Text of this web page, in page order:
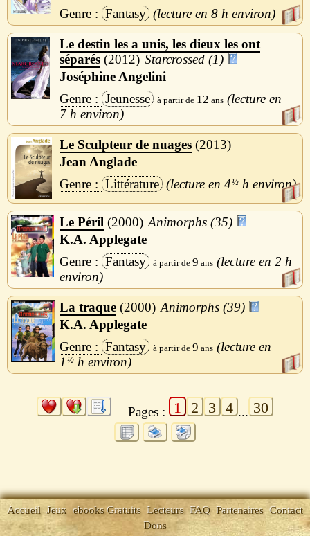
Fantasy
8 h
Le destin les a unis, les dieux les ont
séparés 2012
Starcrossed (1)
Joséphine Angelini
Jeunesse
12
7 h
Le Sculpteur de nuages 2013
Jean Anglade
Littérature
4½ h
Le Péril 2000
Animorphs (35)
K.A. Applegate
Fantasy
9 2 h
La traque 2000
Animorphs (39)
K.A. Applegate
Fantasy
9
1 ½ h
Pages : 1 2 3 4 ... 30
Accueil Jeux ebooks Gratuits Lecteurs FAQ Partenaires Contact
Dons